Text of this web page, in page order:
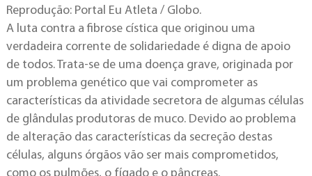
Reprodução: Portal Eu Atleta / Globo.
A luta contra a fibrose cística que originou uma
verdadeira corrente de solidariedade é digna de apoio
de todos. Trata-se de uma doença grave, originada por
um problema genético que vai comprometer as
características da atividade secretora de algumas células
de glândulas produtoras de muco. Devido ao problema
de alteração das características da secreção destas
células, alguns órgãos vão ser mais comprometidos,